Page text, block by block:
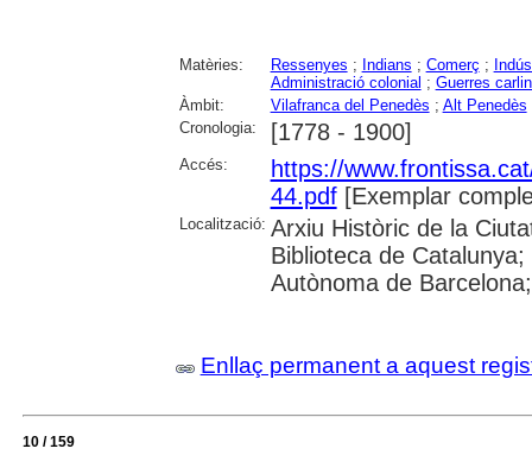
Matèries: Ressenyes ; Indians ; Comerç ;
Administració colonial ; Guerres
Àmbit:
Vilafranca del Penedès ; Alt Penedès
Cronologia:
[1778 - 1900]
Accés:
https://
44.pdf[Exemplar
Localització: Arxiu Històric de la
Biblioteca de
Autònoma de
Enllaç permanent a aquest
10 / 159